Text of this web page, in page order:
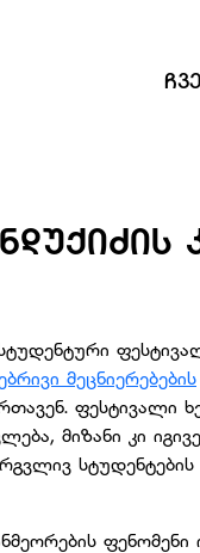
მეცნიერებების
ფესტივალი
მიზანი კი
სტუდენტების
ფენომენი